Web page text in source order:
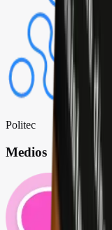
Politec
Medios